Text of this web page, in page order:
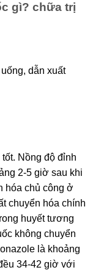
gì? chữa trị
dẫn xuất
Nồng độ đỉnh
2-5 giờ sau khi
hóa chủ công ở
chuyển hóa chính
huyết tương
không chuyển
là khoảng
34-42 giờ với